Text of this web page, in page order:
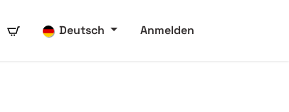
Deutsch Anmelden